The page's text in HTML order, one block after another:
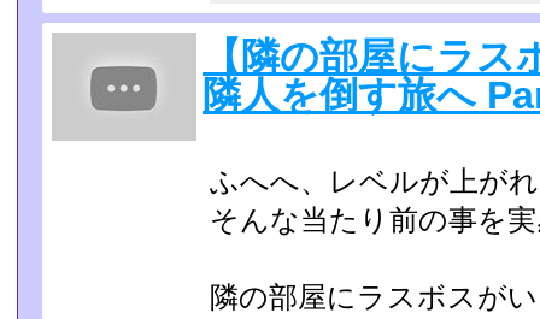
【隣の部屋にラ
隣人を倒す旅へ
ふへへ、レベルが上が
そんな当たり前の事を
隣の部屋にラスボスが